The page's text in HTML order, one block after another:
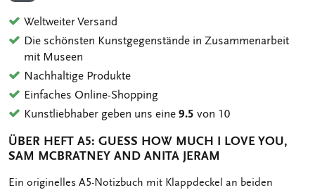
Weltweiter Versand
Die schönsten Kunstgegenstände in Zusammenarbeit
mit Museen
Nachhaltige Produkte
Einfaches Online-Shopping
Kunstliebhaber geben uns eine9.5 von 10
ÜBER HEFT A5: GUESS HOW MUCH I LOVE YOU,
SAM MCBRATNEY AND ANITA JERAM
OMSCHRIJVING
Ein originelles A5-Notizbuch mit Klappdeckel an beiden